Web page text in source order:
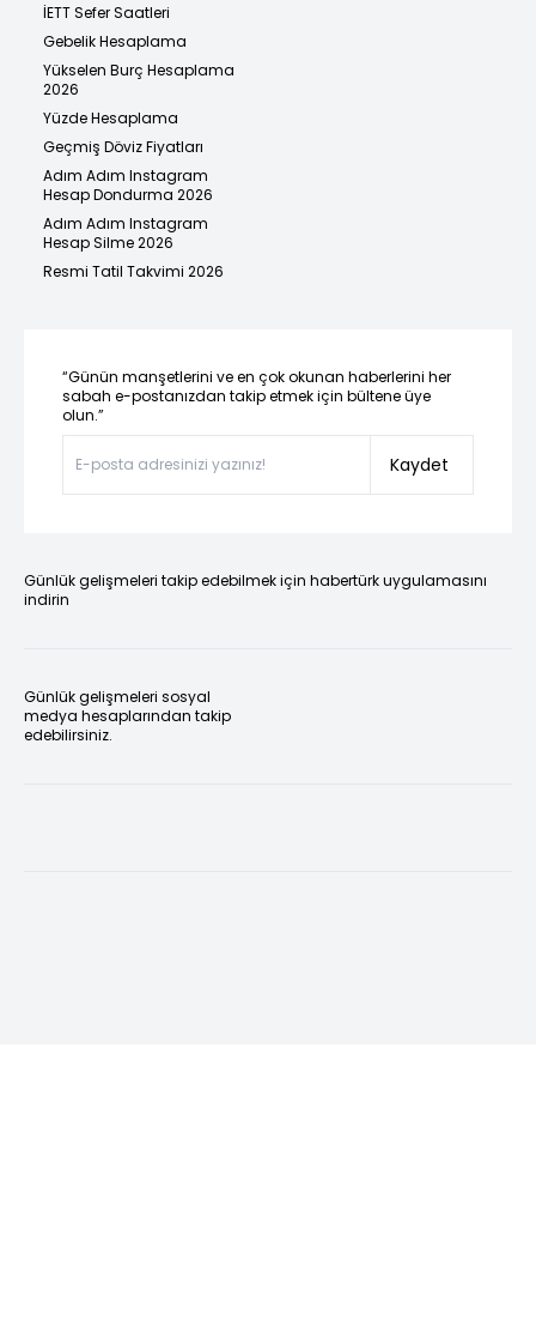
İETT Sefer Saatleri
Gebelik Hesaplama
Yükselen Burç Hesaplama
2026
Yüzde Hesaplama
Geçmiş Döviz Fiyatları
Adım Adım Instagram
Hesap Dondurma 2026
Adım Adım Instagram
Hesap Silme 2026
Resmi Tatil Takvimi 2026
“Günün manşetlerini ve en çok okunan haberlerini her
sabah e-postanızdan takip etmek için bültene üye
olun.”
Kaydet
Günlük gelişmeleri takip edebilmek için habertürk uygulamasını
indirin
Günlük gelişmeleri sosyal
medya hesaplarından takip
edebilirsiniz.